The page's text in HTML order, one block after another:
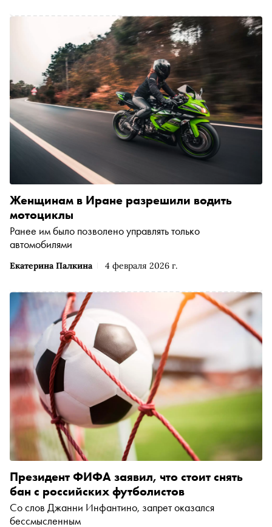
Екатерина Палкина 4 февраля 2026 г.
Женщинам в Иране разрешили водить
мотоциклы
Ранее им было позволено управлять только
автомобилями
Президент ФИФА заявил, что стоит снять
бан с российских футболистов
Со слов Джанни Инфантино, запрет оказался
бессмысленным